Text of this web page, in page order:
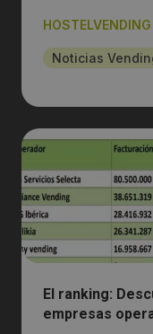
HOSTELVENDING
Noticias
El ranking:
empresas